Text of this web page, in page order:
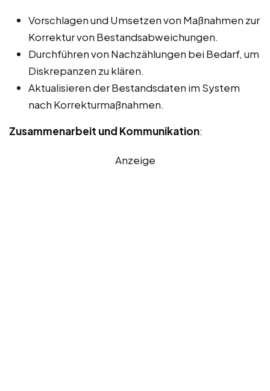
Vorschlagen und Umsetzen von Maßnahmen zur
Korrektur von Bestandsabweichungen.
Durchführen von Nachzählungen bei Bedarf, um
Diskrepanzen zu klären.
Aktualisieren der Bestandsdaten im System
nach Korrekturmaßnahmen.
Zusammenarbeit und Kommunikation:
Anzeige